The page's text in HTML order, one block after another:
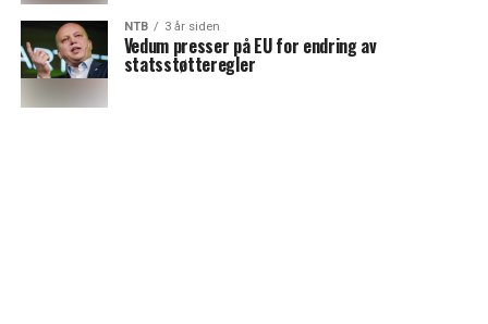
NTB 3 år siden
Vedum presser på EU for endring av
statsstøtteregler